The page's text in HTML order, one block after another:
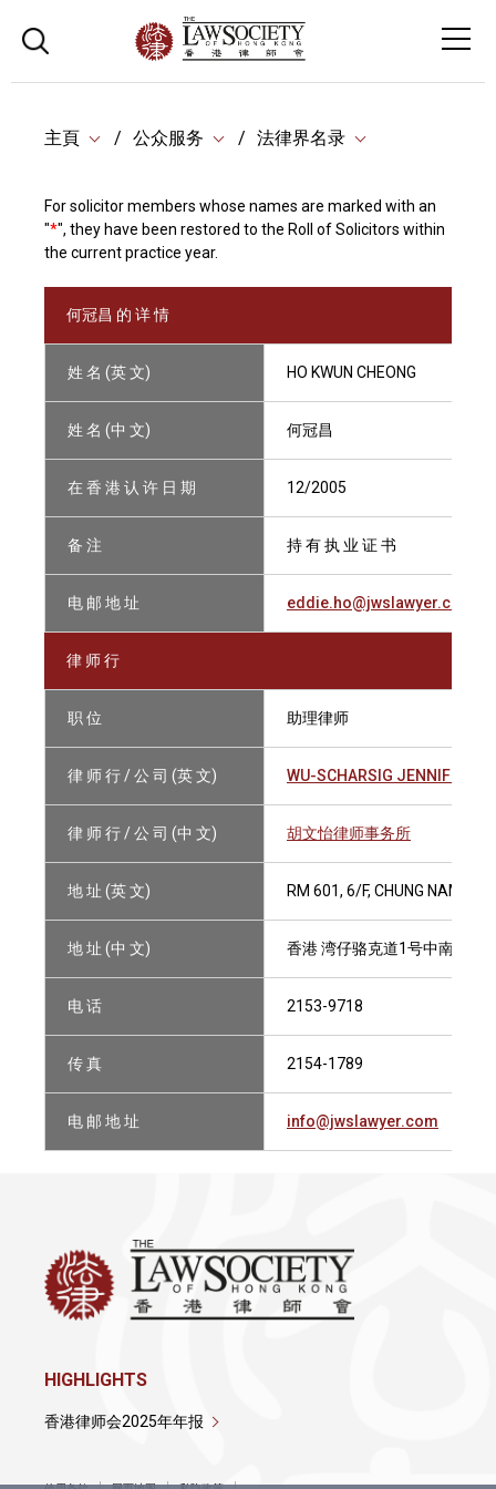
主頁 公众服务 法律界名录
For solicitor members whose names are marked with an
"*", they have been restored to the Roll of Solicitors within
the current practice year.
何冠昌 的 详 情
姓 名 (英 文) HO KWUN CHEONG
姓 名 (中 文) 何冠昌
在 香 港 认 许 日 期 12/2005
备 注 持 有 执 业 证 书
电 邮 地 址 eddie.ho@jwslawyer.com
律 师 行
职 位 助理律师
律 师 行 / 公 司 (英 文) WU-SCHARSIG JENNIFER
律 师 行 / 公 司 (中 文) 胡文怡律师事务所
地 址 (英 文) RM 601, 6/F, CHUNG NAM
地 址 (中 文) 香港 湾仔骆克道1号中南大厦
电 话 2153-9718
传 真 2154-1789
电 邮 地 址 info@jwslawyer.com
HIGHLIGHTS
香港律师会2025年年报